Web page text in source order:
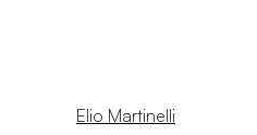
Elio Martinelli